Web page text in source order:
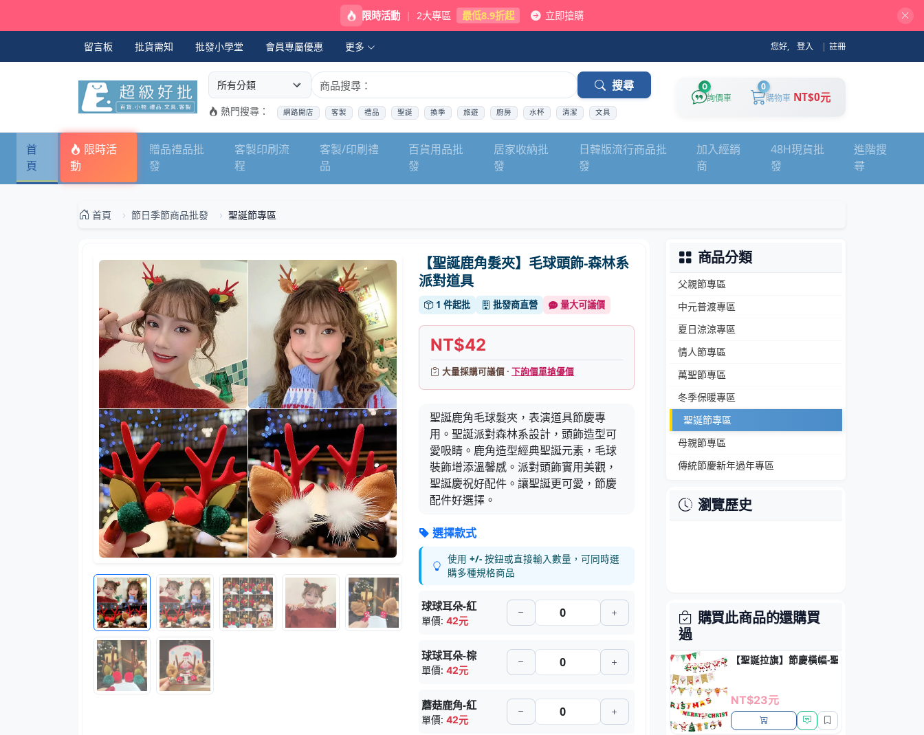
限時活動 | 2大專區 最低8.9折起 立即搶購
留言板 批貨需知 批發小學堂 會員專屬優惠 更多 您好, 登入 | 註冊
選擇商品分類
搜尋商品關鍵字 搜尋
熱門搜尋： 網路開店 客製 禮品 聖誕 換季 旅遊 廚房 水杯 清潔 文具
0
詢價車
0
購物車 NT$0元
首
頁
限時活
動
贈品禮品批
發
客製印刷流
程
客製/印刷禮
品
百貨用品批
發
居家收納批
發
日韓版流行商品批
發
加入經銷
商
48H現貨批
發
進階搜
尋
首頁 節日季節商品批發 聖誕節專區
【聖誕鹿角髮夾】毛球頭飾-森林系
派對道具
1 件起批 批發商直營 量大可議價
NT$42
大量採購可議價 ·下詢價單搶優價
聖誕鹿角毛球髮夾，表演道具節慶專
用。聖誕派對森林系設計，頭飾造型可
愛吸睛。鹿角造型經典聖誕元素，毛球
裝飾增添溫馨感。派對頭飾實用美觀，
聖誕慶祝好配件。讓聖誕更可愛，節慶
配件好選擇。
選擇款式
使用+/- 按鈕或直接輸入數量，可同時選
購多種規格商品
球球耳朵-紅
單價:42元
球球耳朵-棕
單價:42元
蘑菇鹿角-紅
單價:42元
商品分類
父親節專區
中元普渡專區
夏日涼涼專區
情人節專區
萬聖節專區
冬季保暖專區
聖誕節專區
母親節專區
傳統節慶新年過年專區
瀏覽歷史
購買此商品的還購買
過
【聖誕拉旗】節慶橫幅-聖誕樹老人氛圍掛飾
NT$23元